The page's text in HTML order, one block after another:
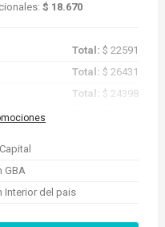
$ 18.670
Total:$ 22591
Total:$ 26431
Total: $ 24398
GBA
Interior del pais